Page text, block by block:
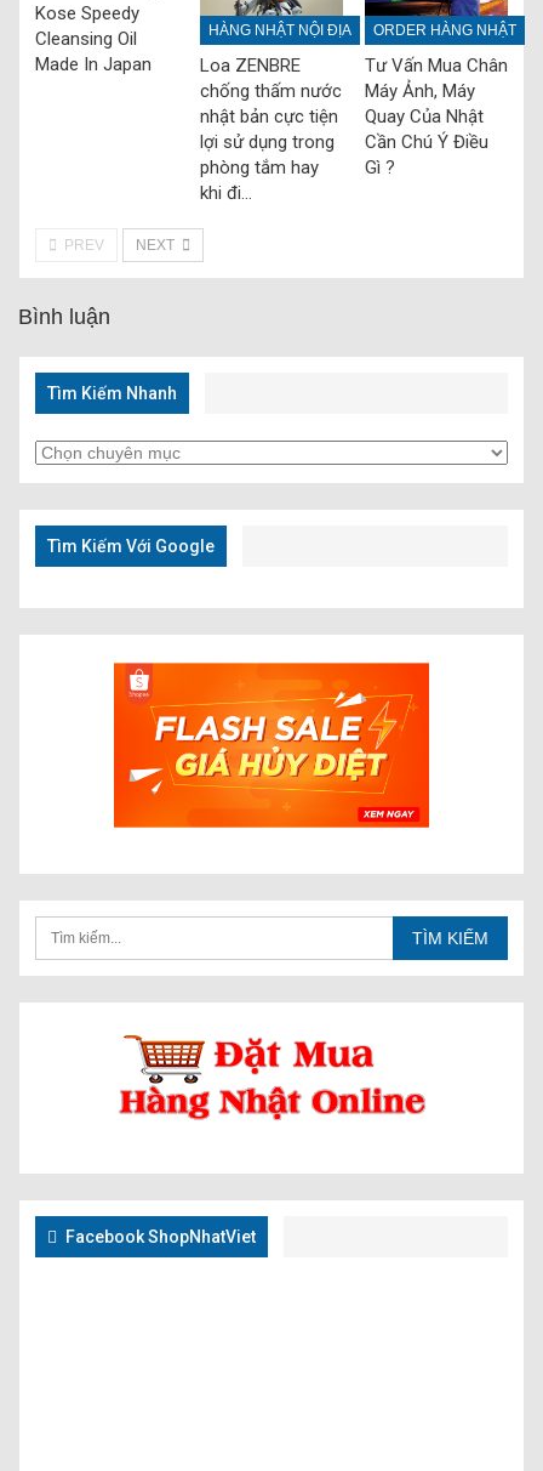
Kose Speedy
Cleansing Oil
Made In Japan
HÀNG NHẬT NỘI ĐỊA
Loa ZENBRE
chống thấm nước
nhật bản cực tiện
lợi sử dụng trong
phòng tắm hay
khi đi…
ORDER HÀNG NHẬT
Tư Vấn Mua Chân
Máy Ảnh, Máy
Quay Của Nhật
Cần Chú Ý Điều
Gì ?
PREV NEXT
Bình luận
Tìm Kiếm Nhanh
Tìm
Kiếm
Nhanh
Tìm Kiếm Với Google
Facebook ShopNhatViet